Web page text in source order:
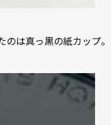
は真っ黒の紙カップ。